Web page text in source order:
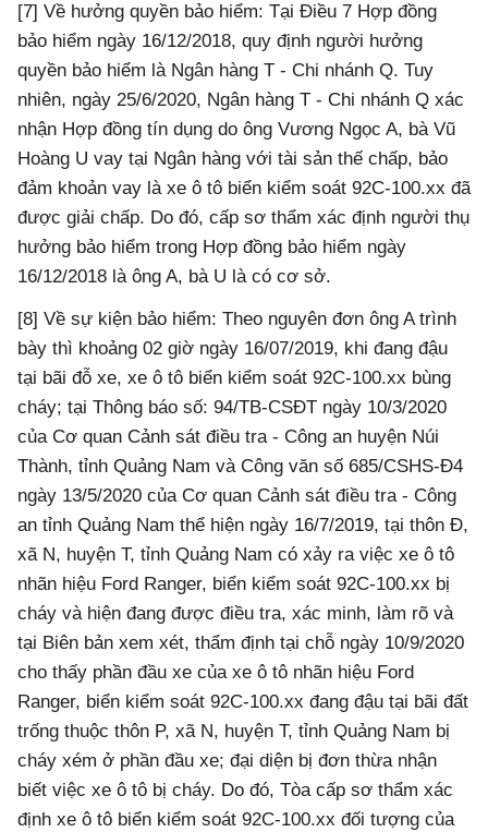
[7] Về hưởng quyền bảo hiểm: Tại Điều 7 Hợp đồng
bảo hiểm ngày 16/12/2018, quy định người hưởng
quyền bảo hiểm là Ngân hàng T - Chi nhánh Q. Tuy
nhiên, ngày 25/6/2020, Ngân hàng T - Chi nhánh Q xác
nhận Hợp đồng tín dụng do ông Vương Ngọc A, bà Vũ
Hoàng U vay tại Ngân hàng với tài sản thế chấp, bảo
đảm khoản vay là xe ô tô biển kiểm soát 92C-100.xx đã
được giải chấp. Do đó, cấp sơ thẩm xác định người thụ
hưởng bảo hiểm trong Hợp đồng bảo hiểm ngày
16/12/2018 là ông A, bà U là có cơ sở.
[8] Về sự kiện bảo hiểm: Theo nguyên đơn ông A trình
bày thì khoảng 02 giờ ngày 16/07/2019, khi đang đậu
tại bãi đỗ xe, xe ô tô biển kiểm soát 92C-100.xx bùng
cháy; tại Thông báo số: 94/TB-CSĐT ngày 10/3/2020
của Cơ quan Cảnh sát điều tra - Công an huyện Núi
Thành, tỉnh Quảng Nam và Công văn số 685/CSHS-Đ4
ngày 13/5/2020 của Cơ quan Cảnh sát điều tra - Công
an tỉnh Quảng Nam thể hiện ngày 16/7/2019, tại thôn Đ,
xã N, huyện T, tỉnh Quảng Nam có xảy ra việc xe ô tô
nhãn hiệu Ford Ranger, biển kiểm soát 92C-100.xx bị
cháy và hiện đang được điều tra, xác minh, làm rõ và
tại Biên bản xem xét, thẩm định tại chỗ ngày 10/9/2020
cho thấy phần đầu xe của xe ô tô nhãn hiệu Ford
Ranger, biển kiểm soát 92C-100.xx đang đậu tại bãi đất
trống thuộc thôn P, xã N, huyện T, tỉnh Quảng Nam bị
cháy xém ở phần đầu xe; đại diện bị đơn thừa nhận
biết việc xe ô tô bị cháy. Do đó, Tòa cấp sơ thẩm xác
định xe ô tô biển kiểm soát 92C-100.xx đối tượng của